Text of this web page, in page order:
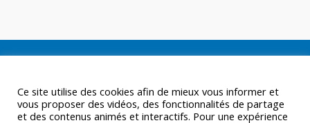
Ce site utilise des cookies afin de mieux vous informer et
vous proposer des vidéos, des fonctionnalités de partage
et des contenus animés et interactifs. Pour une expérience